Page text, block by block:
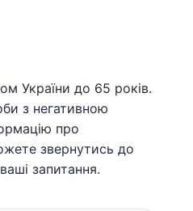
України до 65 років.
з негативною
про
звернутись до
запитання.